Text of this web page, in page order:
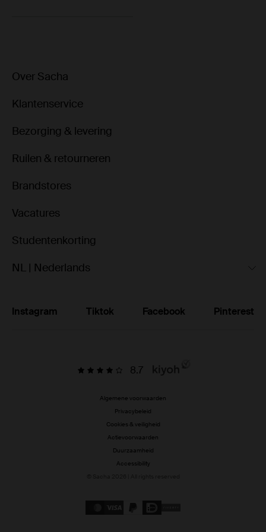
Over Sacha
Klantenservice
Bezorging & levering
Ruilen & retourneren
Brandstores
Vacatures
Studentenkorting
NL | Nederlands
Instagram Tiktok Facebook Pinterest
8.7
Algemene voorwaarden
Privacybeleid
Cookies & veiligheid
Actievoorwaarden
Duurzaamheid
Accessibility